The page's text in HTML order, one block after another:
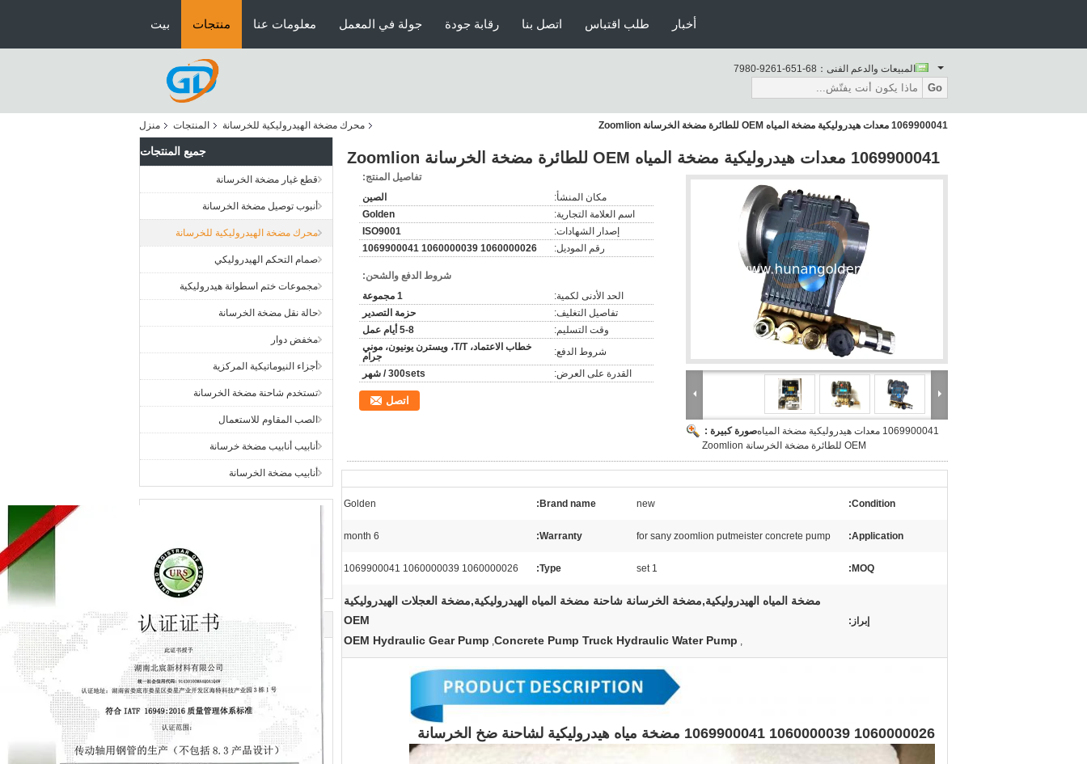
بيت منتجات معلومات عنا جولة في المعمل رقابة جودة اتصل بنا طلب اقتباس أخبار
المبيعات والدعم الفنى： 86-156-1629-0897
Go
منزل المنتجات محرك مضخة الهيدروليكية للخرسانة 1069900041 معدات هيدروليكية مضخة المياه OEM للطائرة مضخة الخرسانة Zoomlion
جميع المنتجات
قطع غيار مضخة الخرسانة
أنبوب توصيل مضخة الخرسانة
محرك مضخة الهيدروليكية للخرسانة
صمام التحكم الهيدروليكي
مجموعات ختم اسطوانة هيدروليكية
حالة نقل مضخة الخرسانة
مخفض دوار
أجزاء النيوماتيكية المركزية
تستخدم شاحنة مضخة الخرسانة
الصب المقاوم للاستعمال
أنابيب أنابيب مضخة خرسانة
أنابيب مضخة الخرسانة
1069900041 معدات هيدروليكية مضخة المياه OEM للطائرة مضخة الخرسانة Zoomlion
صورة كبيرة :1069900041 معدات هيدروليكية مضخة المياه
OEM للطائرة مضخة الخرسانة Zoomlion
تفاصيل المنتج:
مكان المنشأ:
الصين
اسم العلامة التجارية:
Golden
إصدار الشهادات:
ISO9001
رقم الموديل:
1060000026 1060000039 1069900041
شروط الدفع والشحن:
الحد الأدنى لكمية:
1 مجموعة
تفاصيل التغليف:
حزمة التصدير
وقت التسليم:
5-8 أيام عمل
شروط الدفع:
خطاب الاعتماد، T/T، ويسترن يونيون، موني
جرام
القدرة على العرض:
300sets / شهر
اتصل
Condition:
new
Brand name:
Golden
Application:
for sany zoomlion putmeister concrete pump
Warranty:
6 month
MOQ:
1 set
Type:
1060000026 1060000039 1069900041
إبراز:
مضخة المياه الهيدروليكية,مضخة الخرسانة شاحنة مضخة المياه الهيدروليكية,مضخة العجلات الهيدروليكية
OEM
,
Concrete Pump Truck Hydraulic Water Pump
,
OEM Hydraulic Gear Pump
1060000026 1060000039 1069900041 مضخة مياه هيدروليكية لشاحنة ضخ الخرسانة